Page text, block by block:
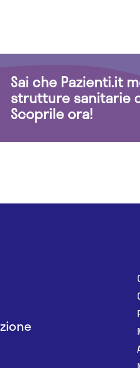
Sai che Pazienti.it
strutture sanitarie
Scoprile ora!